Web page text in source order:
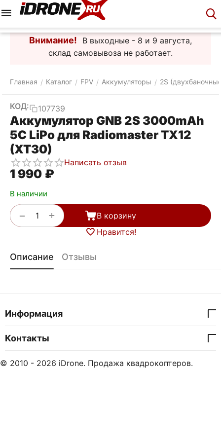
Внимание!
В выходные - 8 и 9 августа,
склад самовывоза не работает.
Главная / Каталог / FPV / Аккумуляторы / 2S
КОД: 107739
Аккумулятор GNB 2S 3000mAh
5C LiPo для Radiomaster TX12
(XT30)
Написать отзыв
1 990 ₽
В наличии
+
−
В корзину
Нравится!
Описание Отзывы
Информация
Контакты
© 2010 - 2026 iDrone. Продажа квадрокоптеров.
Корзина